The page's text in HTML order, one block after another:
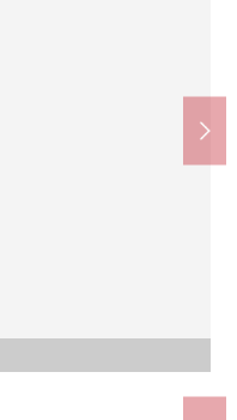
外觀
外觀
(約2970m)